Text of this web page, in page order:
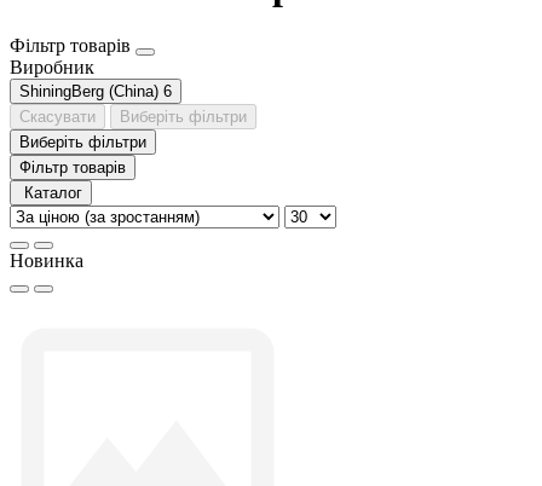
Фільтр товарів
Виробник
ShiningBerg (China) 6
Скасувати
Виберіть фільтри
Виберіть фільтри
Фільтр товарів
Каталог
Новинка